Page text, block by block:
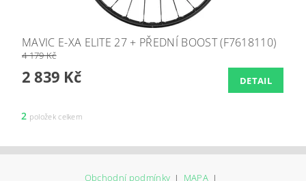
MAVIC E-XA ELITE 27 + PŘEDNÍ BOOST (F7618110)
4 179 Kč
2 839 Kč DETAIL
2 položek celkem
Obchodní podmínky MAPA